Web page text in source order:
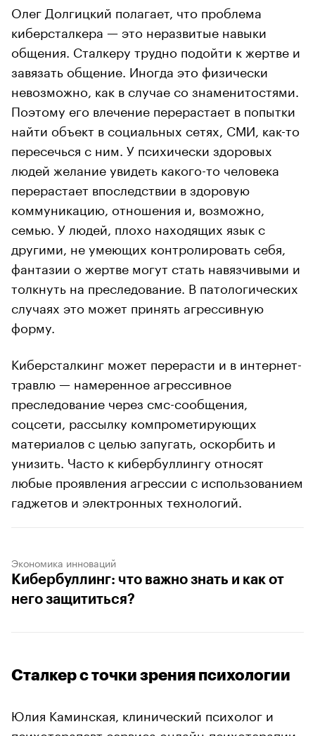
Олег Долгицкий полагает, что проблема
киберсталкера — это неразвитые навыки
общения. Сталкеру трудно подойти к жертве и
завязать общение. Иногда это физически
невозможно, как в случае со знаменитостями.
Поэтому его влечение перерастает в попытки
найти объект в социальных сетях, СМИ, как-то
пересечься с ним. У психически здоровых
людей желание увидеть какого-то человека
перерастает впоследствии в здоровую
коммуникацию, отношения и, возможно,
семью. У людей, плохо находящих язык с
другими, не умеющих контролировать себя,
фантазии о жертве могут стать навязчивыми и
толкнуть на преследование. В патологических
случаях это может принять агрессивную
форму.
Киберсталкинг может перерасти и в интернет-
травлю — намеренное агрессивное
преследование через смс-сообщения,
соцсети, рассылку компрометирующих
материалов с целью запугать, оскорбить и
унизить. Часто к кибербуллингу относят
любые проявления агрессии с использованием
гаджетов и электронных технологий.
Экономика инноваций
Кибербуллинг: что важно знать и как от
него защититься?
Сталкер с точки зрения психологии
Юлия Каминская, клинический психолог и